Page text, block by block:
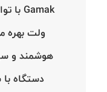
ولت بهره
هوشمند و